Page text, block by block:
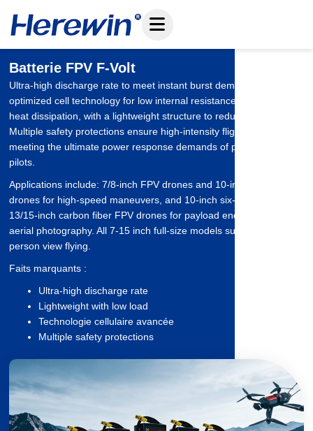
content
Batterie FPV F-Volt
Ultra-high discharge rate to meet instant burst demands,
optimized cell technology for low internal resistance and efficient
heat dissipation, with a lightweight structure to reduce flight load.
Multiple safety protections ensure high-intensity flight stability,
meeting the ultimate power response demands of professional
pilots.
Applications include: 7/8-inch FPV drones and 10-inch X8 FPV
drones for high-speed maneuvers, and 10-inch six-axis and
13/15-inch carbon fiber FPV drones for payload endurance in
aerial photography. All 7-15 inch full-size models support FPV first-
person view flying.
Faits marquants :
Ultra-high discharge rate
Lightweight with low load
Technologie cellulaire avancée
Multiple safety protections